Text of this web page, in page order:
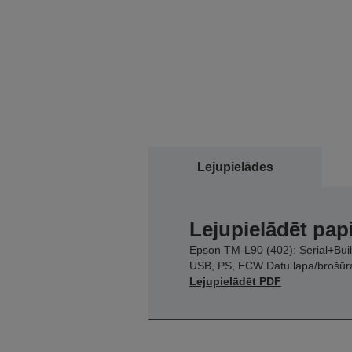
Lejupielādes
Lejupielādēt
Epson TM-L90 (402):
USB, PS, ECW Datu lapa/
Lejupielādēt PDF